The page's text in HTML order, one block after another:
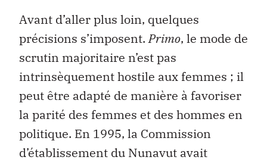
Avant d’aller plus loin, quelques
précisions s’imposent.Primo, le mode de
scrutin majoritaire n’est pas
intrinsèquement hostile aux femmes ; il
peut être adapté de manière à favoriser
la parité des femmes et des hommes en
politique. En 1995, la Commission
d’établissement du Nunavut avait